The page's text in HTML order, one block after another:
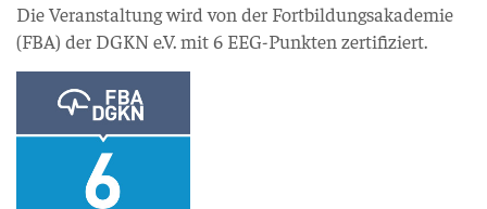
Die Veranstaltung wird von der Fortbildungsakademie
(FBA) der DGKN e.V. mit 6 EEG-Punkten zertifiziert.